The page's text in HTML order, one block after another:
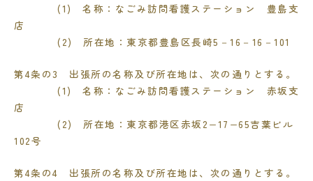
(1)
名称：なごみ訪問看護ステーション 豊島支
店
(2)
所在地：東京都豊島区長崎5 － 16 － 16 － 101
第4条の3
出張所の名称及び所在地は、次の通りとする。
(1)
名称：なごみ訪問看護ステーション 赤坂支
店
(2)
所在地：東京都港区赤坂2 −17 −65吉葉ビル
102号
第4条の4 出張所の名称及び所在地は、次の通りとする。